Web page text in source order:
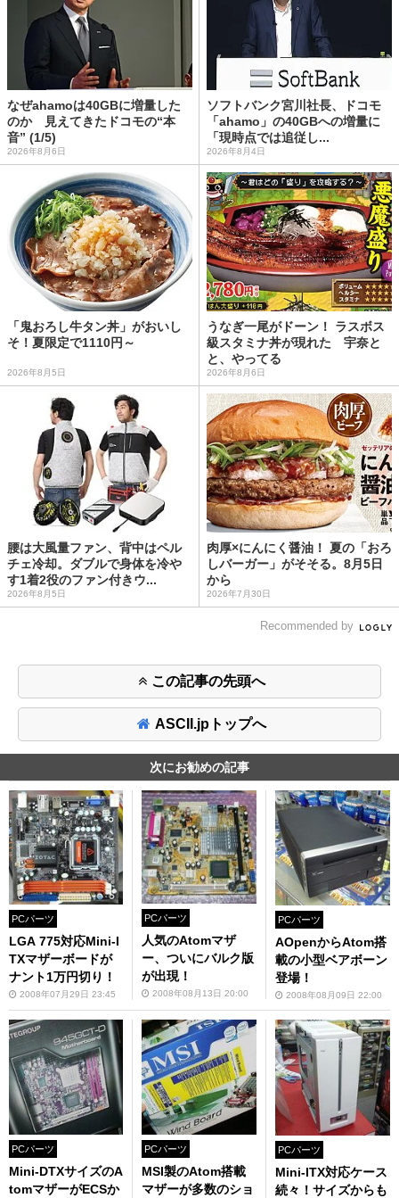
なぜahamoは40GBに増量した
のか 見えてきたドコモの“本
音” (1/5)
2026年8月6日
ソフトバンク宮川社長、ドコモ
「ahamo」の40GBへの増量に
「現時点では追従し...
2026年8月4日
「鬼おろし牛タン丼」がおいし
そ！夏限定で1110円～
2026年8月5日
うなぎ一尾がドーン！ ラスボス
級スタミナ丼が現れた 宇奈と
と、やってる
2026年8月6日
腰は大風量ファン、背中はペル
チェ冷却。ダブルで身体を冷や
す1着2役のファン付きウ...
2026年8月5日
肉厚×にんにく醤油！ 夏の「おろ
しバーガー」がそそる。8月5日
から
2026年7月30日
Recommended by
この記事の先頭へ
ASCII.jpトップへ
次にお勧めの記事
PCパーツ
LGA 775対応Mini-I
TXマザーボードが
ナント1万円切り！
2008年07月29日 23:45
PCパーツ
人気のAtomマザ
ー、ついにバルク版
が出現！
2008年08月13日 20:00
PCパーツ
AOpenからAtom搭
載の小型ベアボーン
登場！
2008年08月09日 22:00
PCパーツ
Mini-DTXサイズのA
tomマザーがECSか
PCパーツ
MSI製のAtom搭載
マザーが多数のショ
PCパーツ
Mini-ITX対応ケース
続々！サイズからも